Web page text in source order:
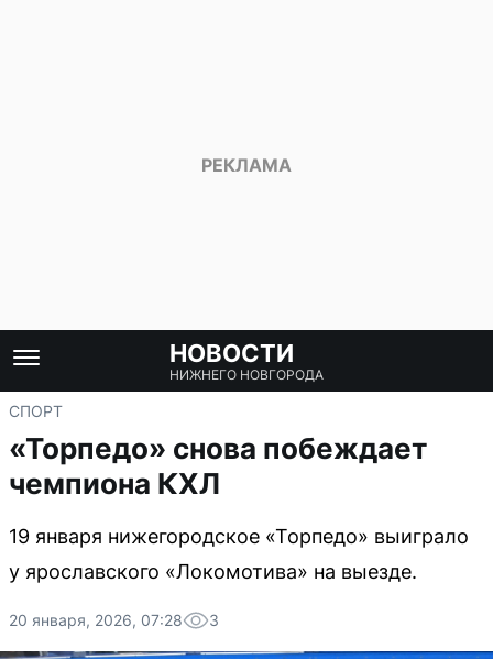
НОВОСТИ
НИЖНЕГО НОВГОРОДА
СПОРТ
«Торпедо» снова побеждает
чемпиона КХЛ
19 января нижегородское «Торпедо» выиграло
у ярославского «Локомотива» на выезде.
20 января, 2026, 07:28 3